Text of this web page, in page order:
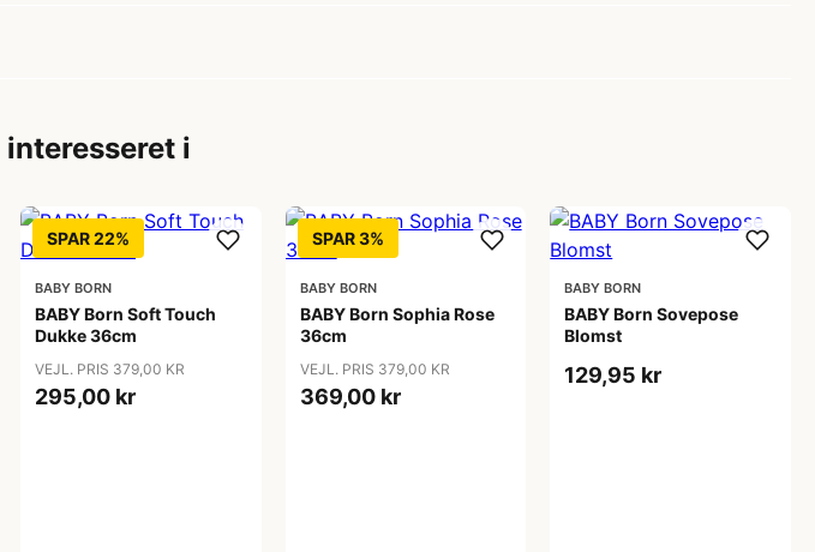
interesseret i
SPAR 22%
BABY BORN
BABY Born Soft Touch
Dukke 36cm
VEJL. PRIS 379,00 KR
295,00 kr
SPAR 3%
BABY BORN
BABY Born Sophia Rose
36cm
VEJL. PRIS 379,00 KR
369,00 kr
BABY BORN
BABY Born Sovepose
Blomst
129,95 kr